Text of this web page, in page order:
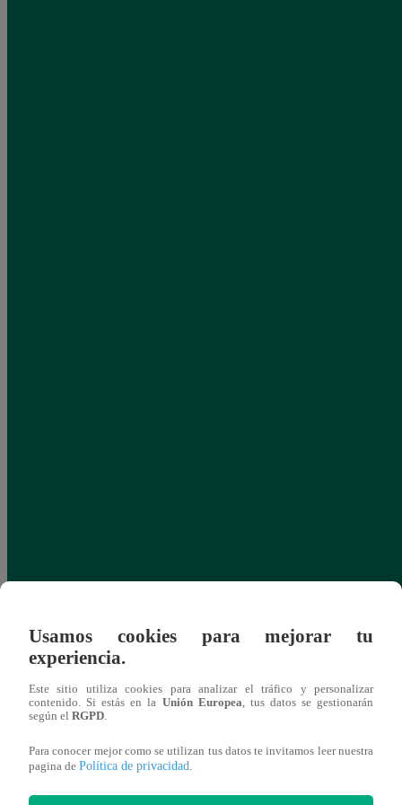
Usamos cookies para mejorar tu
experiencia.
Este sitio utiliza cookies para analizar el tráfico y personalizar
contenido. Si estás en la Unión Europea, tus datos se gestionarán
según el RGPD.
Para conocer mejor como se utilizan tus datos te invitamos leer nuestra
pagina de Política de privacidad.